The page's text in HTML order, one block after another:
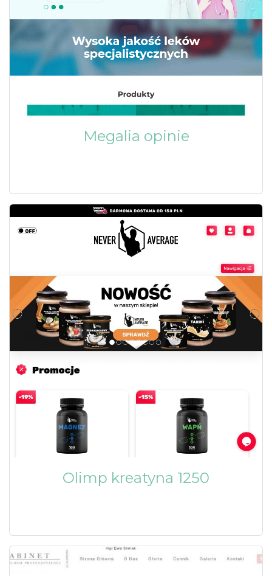
Megalia opinie
Olimp kreatyna 1250